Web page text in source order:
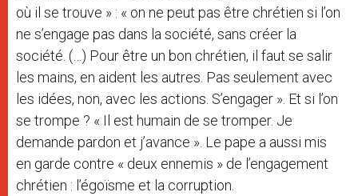
où il se trouve » : « on ne peut pas être chrétien si l’on
ne s’engage pas dans la société, sans créer la
société. (…) Pour être un bon chrétien, il faut se salir
les mains, en aident les autres. Pas seulement avec
les idées, non, avec les actions. S’engager ». Et si l’on
se trompe ? « Il est humain de se tromper. Je
demande pardon et j’avance ». Le pape a aussi mis
en garde contre « deux ennemis » de l’engagement
chrétien : l’égoïsme et la corruption.